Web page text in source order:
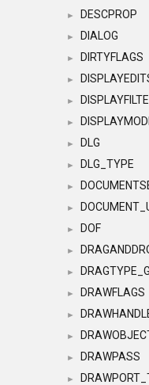
► DESCPROP
► DIALOG
► DIRTYFLAGS
►
►
►
► DLG
► DLG_TYPE
►
►
► DOF
►
►
► DRAWFLAGS
►
►
► DRAWPASS
►